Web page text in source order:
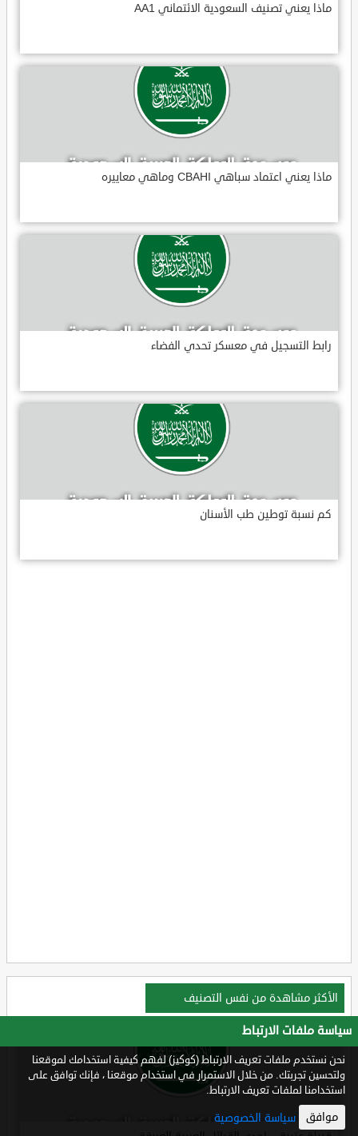
ماذا يعني تصنيف السعودية الائتماني AA1
ماذا يعني اعتماد سباهي CBAHI وماهي معاييره
رابط التسجيل في معسكر تحدي الفضاء
كم نسبة توطين طب الأسنان
الأكثر مشاهدة من نفس التصنيف
سياسة ملفات الارتباط
نحن نستخدم ملفات تعريف الارتباط (كوكيز) لفهم كيفية استخدامك لموقعنا
ولتحسين تجربتك. من خلال الاستمرار في استخدام موقعنا ، فإنك توافق على
استخدامنا لملفات تعريف الارتباط.
موافق سياسة الخصوصية